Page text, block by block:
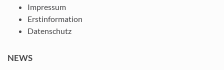
Impressum
Erstinformation
Datenschutz
NEWS